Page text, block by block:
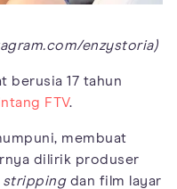
enzystoria)
berusia 17 tahun
FTV.
membuat
dilirik produser
strippingdan film layar